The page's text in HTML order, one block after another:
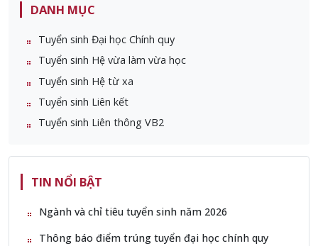
DANH MỤC
Tuyển sinh Đại học Chính quy
Tuyển sinh Hệ vừa làm vừa học
Tuyển sinh Hệ từ xa
Tuyển sinh Liên kết
Tuyển sinh Liên thông VB2
TIN NỔI BẬT
Ngành và chỉ tiêu tuyển sinh năm 2026
Thông báo điểm trúng tuyển đại học chính quy